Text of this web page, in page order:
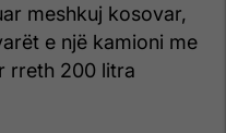
meshkuj kosovar,
e një kamioni me
rreth 200 litra